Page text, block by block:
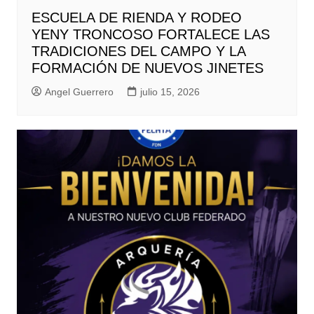
ESCUELA DE RIENDA Y RODEO
YENY TRONCOSO FORTALECE LAS
TRADICIONES DEL CAMPO Y LA
FORMACIÓN DE NUEVOS JINETES
Angel Guerrero julio 15, 2026